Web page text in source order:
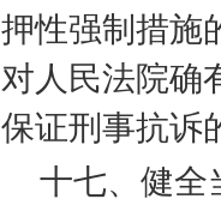
押性强制措施
对人民法院确
保证刑事抗诉
十七、健全